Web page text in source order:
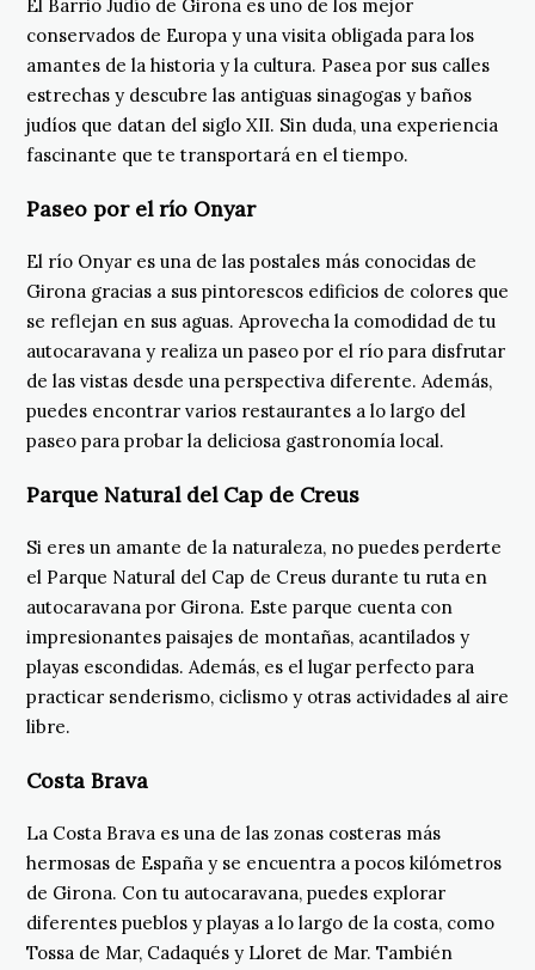
El Barrio Judío de Girona es uno de los mejor
conservados de Europa y una visita obligada para los
amantes de la historia y la cultura. Pasea por sus calles
estrechas y descubre las antiguas sinagogas y baños
judíos que datan del siglo XII. Sin duda, una experiencia
fascinante que te transportará en el tiempo.
Paseo por el río Onyar
El río Onyar es una de las postales más conocidas de
Girona gracias a sus pintorescos edificios de colores que
se reflejan en sus aguas. Aprovecha la comodidad de tu
autocaravana y realiza un paseo por el río para disfrutar
de las vistas desde una perspectiva diferente. Además,
puedes encontrar varios restaurantes a lo largo del
paseo para probar la deliciosa gastronomía local.
Parque Natural del Cap de Creus
Si eres un amante de la naturaleza, no puedes perderte
el Parque Natural del Cap de Creus durante tu ruta en
autocaravana por Girona. Este parque cuenta con
impresionantes paisajes de montañas, acantilados y
playas escondidas. Además, es el lugar perfecto para
practicar senderismo, ciclismo y otras actividades al aire
libre.
Costa Brava
La Costa Brava es una de las zonas costeras más
hermosas de España y se encuentra a pocos kilómetros
de Girona. Con tu autocaravana, puedes explorar
diferentes pueblos y playas a lo largo de la costa, como
Tossa de Mar, Cadaqués y Lloret de Mar. También